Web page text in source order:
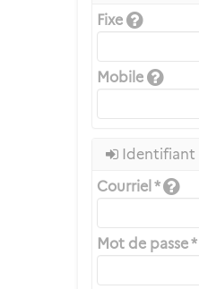
Fixe
Mobile
Identifiant
Courriel *
Mot de passe *